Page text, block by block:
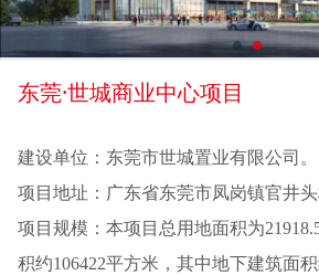
东莞·世城商业中心项目
建设单位：东莞市世城置业有限公司。
项目地址：广东省东莞市凤岗镇官井头
项目规模：本项目总用地面积为
积约106422平方米，其中地下建筑面